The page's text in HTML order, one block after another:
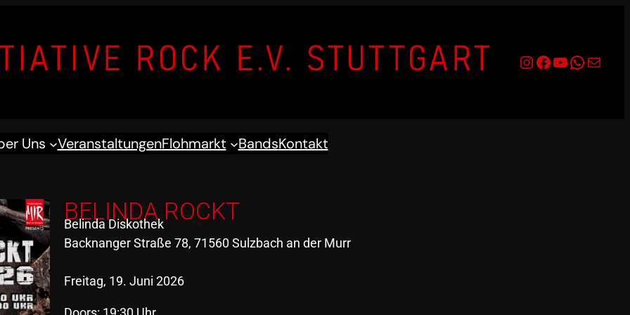
Uns VeranstaltungenFlohmarkt BandsKontakt
BELINDA ROCKT
Belinda Diskothek
Backnanger Straße 78, 71560 Sulzbach an der Murr
Freitag, 19. Juni 2026